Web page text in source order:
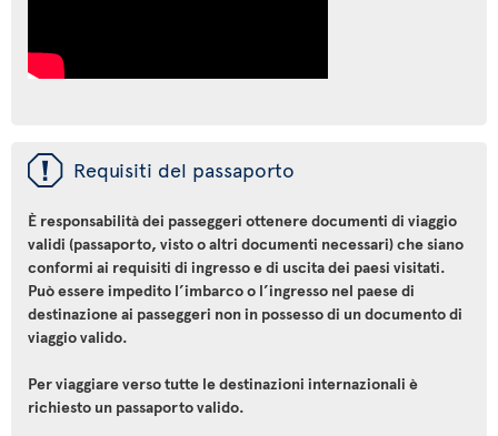
ü Requisiti del passaporto
È responsabilità dei passeggeri ottenere documenti di viaggio
validi (passaporto, visto o altri documenti necessari) che siano
conformi ai requisiti di ingresso e di uscita dei paesi visitati.
Può essere impedito l’imbarco o l’ingresso nel paese di
destinazione ai passeggeri non in possesso di un documento di
viaggio valido.
Per viaggiare verso tutte le destinazioni internazionali è
richiesto un passaporto valido.